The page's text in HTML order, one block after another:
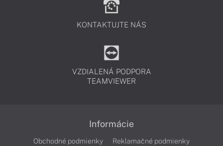
KONTAKTUJTE NÁS
VZDIALENÁ PODPORA
TEAMVIEWER
Informácie
Obchodné podmienky
Reklamačné podmienky